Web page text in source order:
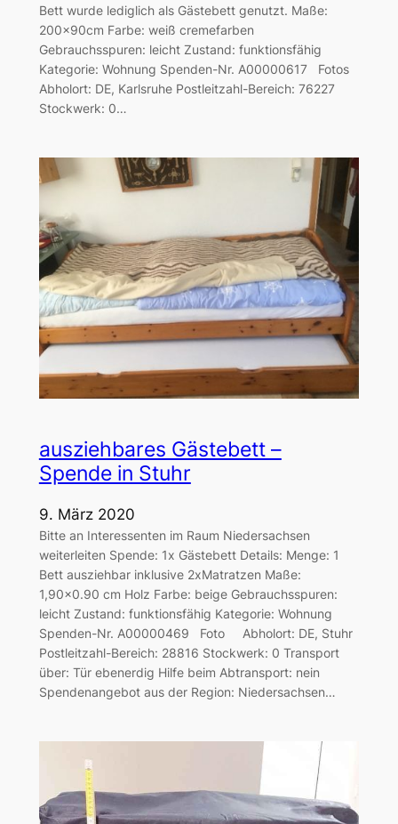
Bett wurde lediglich als Gästebett genutzt. Maße:
200x90cm Farbe: weiß cremefarben
Gebrauchsspuren: leicht Zustand: funktionsfähig
Kategorie: Wohnung Spenden-Nr. A00000617 Fotos
Abholort: DE, Karlsruhe Postleitzahl-Bereich: 76227
Stockwerk: 0…
ausziehbares Gästebett –
Spende in Stuhr
9. März 2020
Bitte an Interessenten im Raum Niedersachsen
weiterleiten Spende: 1x Gästebett Details: Menge: 1
Bett ausziehbar inklusive 2xMatratzen Maße:
1,90×0.90 cm Holz Farbe: beige Gebrauchsspuren:
leicht Zustand: funktionsfähig Kategorie: Wohnung
Spenden-Nr. A00000469 Foto Abholort: DE, Stuhr
Postleitzahl-Bereich: 28816 Stockwerk: 0 Transport
über: Tür ebenerdig Hilfe beim Abtransport: nein
Spendenangebot aus der Region: Niedersachsen…